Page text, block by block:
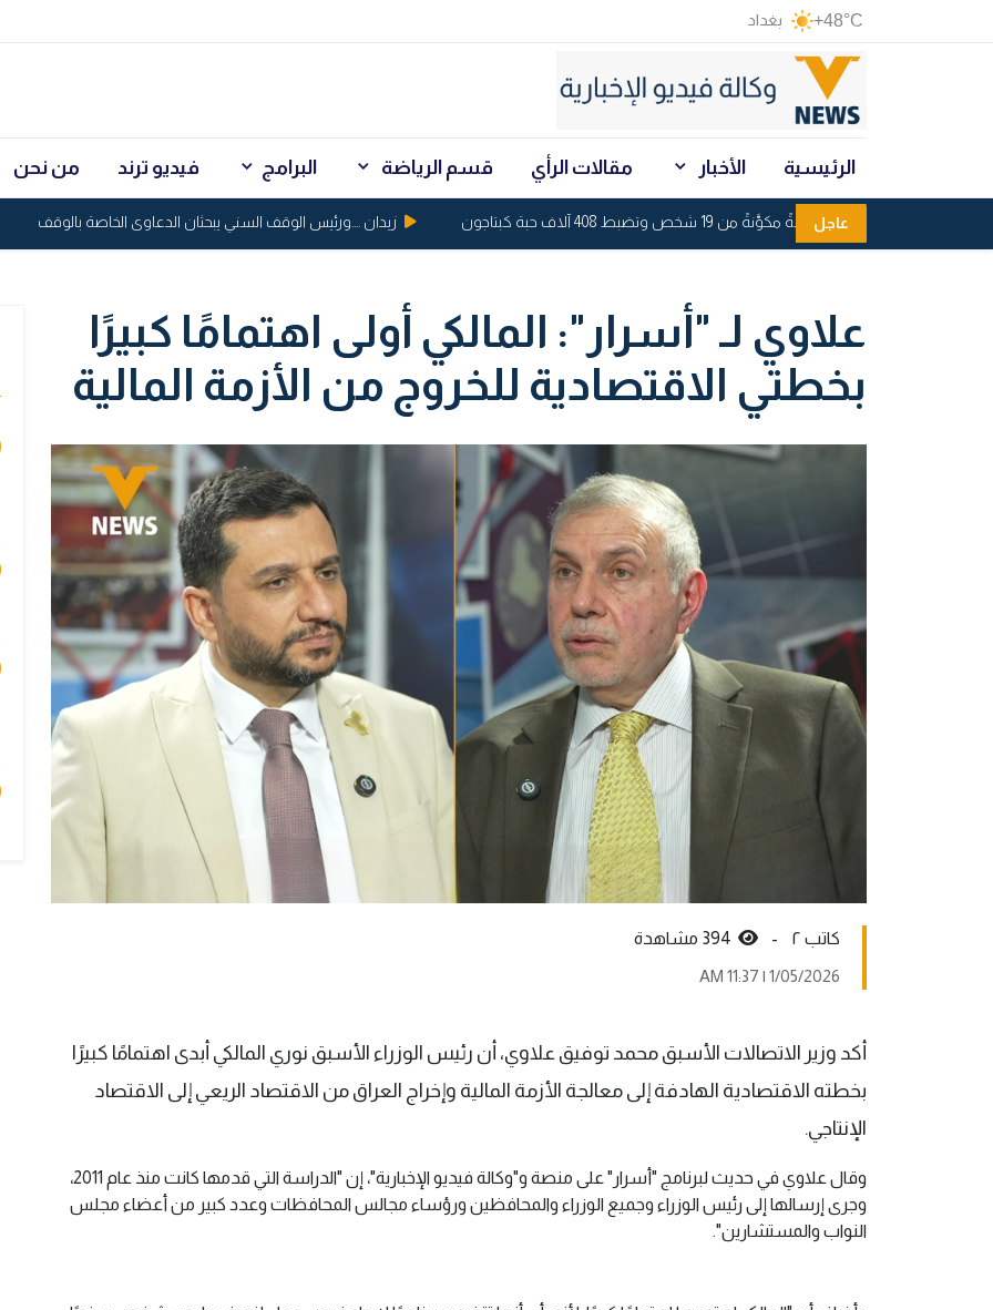
+48°C بغداد
الرئيسية الأخبار مقالات الرأي قسم الرياضة البرامج فيديو ترند من نحن
عاجل
الأنبار تُفكِّك شبكةً مكوَّنةً من 19 شخص وتضبط 408 آلاف حبة كبتاجون زيدان ....ورئيس الوقف السني يبحثان الدعاوى الخاصة بالوقف
علاوي لـ "أسرار": المالكي أولى اهتمامًا كبيرًا
بخطتي الاقتصادية للخروج من الأزمة المالية
کاتب ٢ -
1/05/2026 | 11:37 AM
أكد وزير الاتصالات الأسبق محمد توفيق علاوي، أن رئيس الوزراء الأسبق نوري المالكي أبدى اهتمامًا كبيرًا
بخطته الاقتصادية الهادفة إلى معالجة الأزمة المالية وإخراج العراق من الاقتصاد الريعي إلى الاقتصاد
الإنتاجي.
وقال علاوي في حديث لبرنامج "أسرار" على منصة و"وكالة فيديو الإخبارية"، إن "الدراسة التي قدمها كانت منذ عام 2011،
وجرى إرسالها إلى رئيس الوزراء وجميع الوزراء والمحافظين ورؤساء مجالس المحافظات وعدد كبير من أعضاء مجلس
النواب والمستشارين".